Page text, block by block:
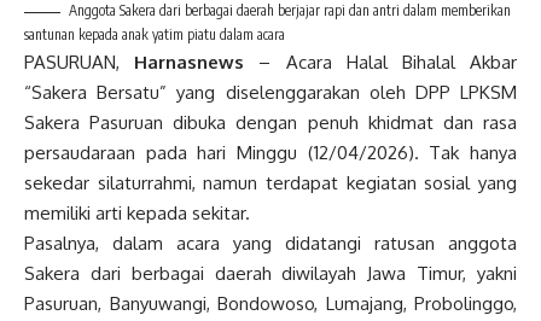
Anggota Sakera dari berbagai daerah berjajar rapi dan antri dalam memberikan
santunan kepada anak yatim piatu dalam acara
PASURUAN, Harnasnews – Acara Halal Bihalal Akbar
“Sakera Bersatu” yang diselenggarakan oleh DPP LPKSM
Sakera Pasuruan dibuka dengan penuh khidmat dan rasa
persaudaraan pada hari Minggu (12/04/2026). Tak hanya
sekedar silaturrahmi, namun terdapat kegiatan sosial yang
memiliki arti kepada sekitar.
Pasalnya, dalam acara yang didatangi ratusan anggota
Sakera dari berbagai daerah diwilayah Jawa Timur, yakni
Pasuruan, Banyuwangi, Bondowoso, Lumajang, Probolinggo,